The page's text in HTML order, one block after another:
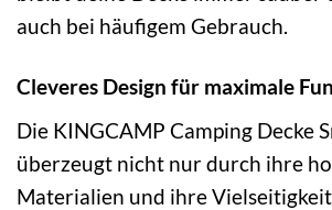
auch bei häufigem Gebrauch.
Cleveres Design für maximale
Die KINGCAMP Camping Decke
überzeugt nicht nur durch ihre
Materialien und ihre